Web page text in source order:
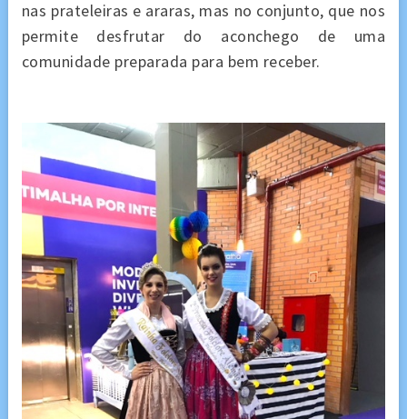
nas prateleiras e araras, mas no conjunto, que nos
permite desfrutar do aconchego de uma
comunidade preparada para bem receber.